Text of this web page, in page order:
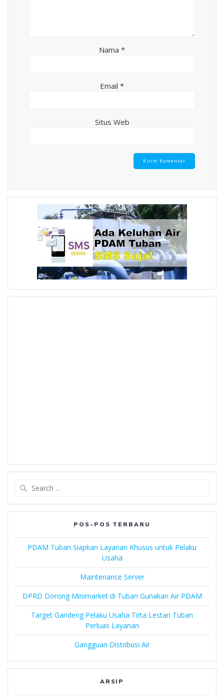
Nama *
Email *
Situs Web
POS-POS TERBARU
PDAM Tuban Siapkan Layanan Khusus untuk Pelaku
Usaha
Maintenance Server
DPRD Dorong Minimarket di Tuban Gunakan Air PDAM
Target Gandeng Pelaku Usaha Tirta Lestari Tuban
Perluas Layanan
Gangguan Distribusi Air
ARSIP